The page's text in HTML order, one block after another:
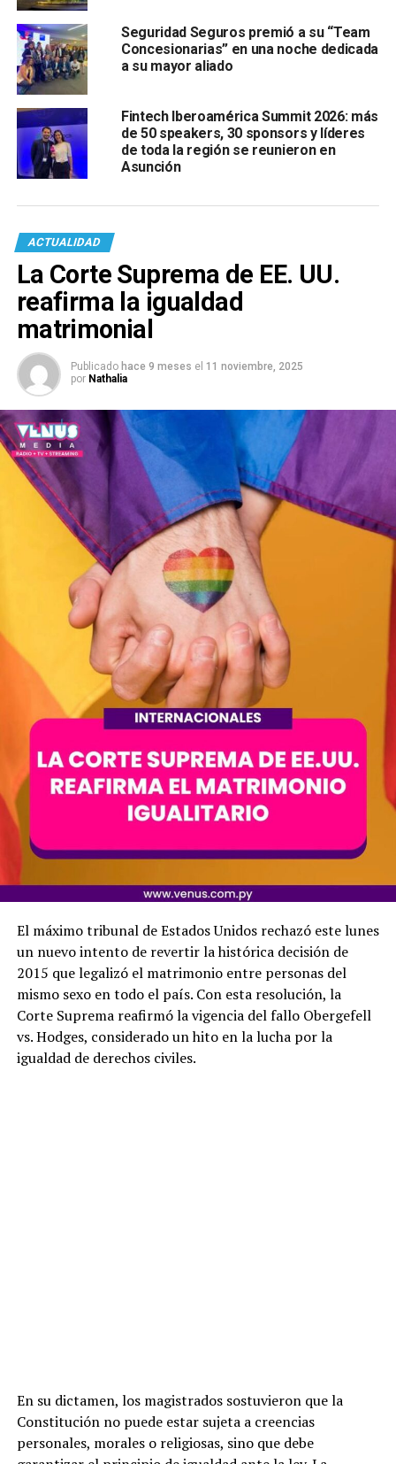
Seguridad Seguros premió a su “Team
Concesionarias” en una noche dedicada
a su mayor aliado
Fintech Iberoamérica Summit 2026: más
de 50 speakers, 30 sponsors y líderes
de toda la región se reunieron en
Asunción
ACTUALIDAD
La Corte Suprema de EE. UU.
reafirma la igualdad
matrimonial
Publicado hace 9 meses el 11 noviembre, 2025
por Nathalia
El máximo tribunal de Estados Unidos rechazó este lunes
un nuevo intento de revertir la histórica decisión de
2015 que legalizó el matrimonio entre personas del
mismo sexo en todo el país. Con esta resolución, la
Corte Suprema reafirmó la vigencia del fallo Obergefell
vs. Hodges, considerado un hito en la lucha por la
igualdad de derechos civiles.
En su dictamen, los magistrados sostuvieron que la
Constitución no puede estar sujeta a creencias
personales, morales o religiosas, sino que debe